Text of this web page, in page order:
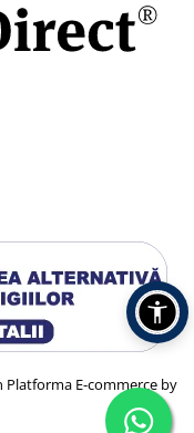
Platforma E-commerce by